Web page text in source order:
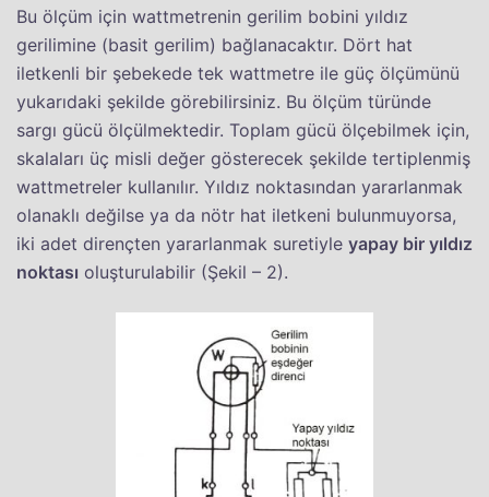
Bu ölçüm için wattmetrenin gerilim bobini yıldız
gerilimine (basit gerilim) bağlanacaktır. Dört hat
iletkenli bir şebekede tek wattmetre ile güç ölçümünü
yukarıdaki şekilde görebilirsiniz. Bu ölçüm türünde
sargı gücü ölçülmektedir. Toplam gücü ölçebilmek için,
skalaları üç misli değer gösterecek şekilde tertiplenmiş
wattmetreler kullanılır. Yıldız noktasından yararlanmak
olanaklı değilse ya da nötr hat iletkeni bulunmuyorsa,
iki adet dirençten yararlanmak suretiyle yapay bir yıldız
noktası oluşturulabilir (Şekil – 2).